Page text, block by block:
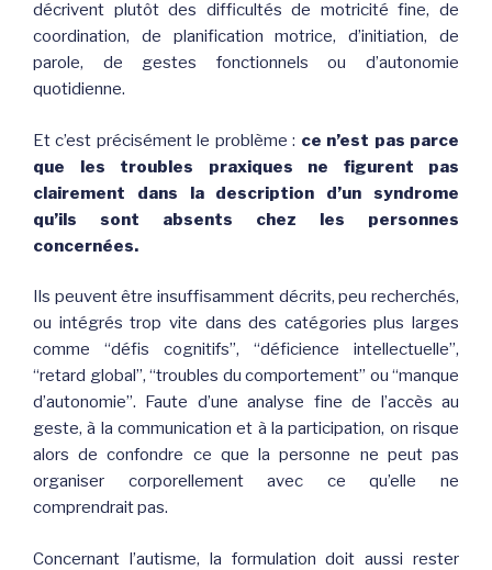
décrivent plutôt des difficultés de motricité fine, de
coordination, de planification motrice, d’initiation, de
parole, de gestes fonctionnels ou d’autonomie
quotidienne.
Et c’est précisément le problème : ce n’est pas parce
que les troubles praxiques ne figurent pas
clairement dans la description d’un syndrome
qu’ils sont absents chez les personnes
concernées.
Ils peuvent être insuffisamment décrits, peu recherchés,
ou intégrés trop vite dans des catégories plus larges
comme “défis cognitifs”, “déficience intellectuelle”,
“retard global”, “troubles du comportement” ou “manque
d’autonomie”. Faute d’une analyse fine de l’accès au
geste, à la communication et à la participation, on risque
alors de confondre ce que la personne ne peut pas
organiser corporellement avec ce qu’elle ne
comprendrait pas.
Concernant l’autisme, la formulation doit aussi rester